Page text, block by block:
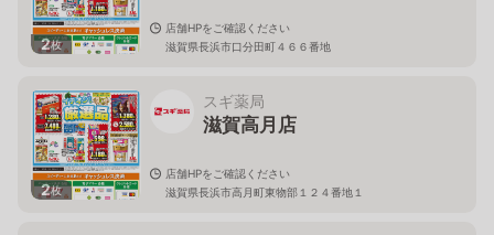
2枚
店舗HPをご確認ください
滋賀県長浜市口分田町４６６番地
2枚
スギ薬局
滋賀高月店
店舗HPをご確認ください
滋賀県長浜市高月町東物部１２４番地１